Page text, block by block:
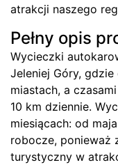
atrakcji naszego
Pełny opis
Wycieczki
Jeleniej Góry,
miastach, a
10 km dziennie.
miesiącach: od
robocze, ponieważ
turystyczny w